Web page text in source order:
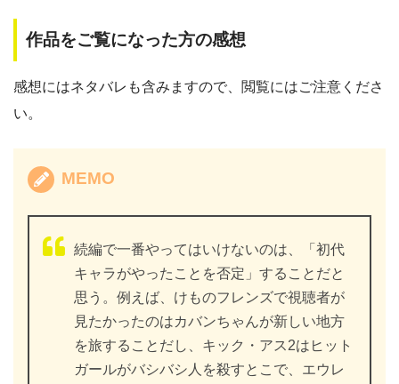
作品をご覧になった方の感想
感想にはネタバレも含みますので、閲覧にはご注意くださ
い。
MEMO
続編で一番やってはいけないのは、「初代
キャラがやったことを否定」することだと
思う。例えば、けものフレンズで視聴者が
見たかったのはカバンちゃんが新しい地方
を旅することだし、キック・アス2はヒット
ガールがバシバシ人を殺すとこで、エウレ